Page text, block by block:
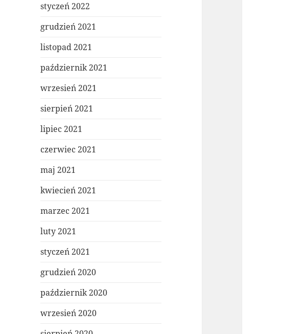
styczeń 2022
grudzień 2021
listopad 2021
październik 2021
wrzesień 2021
sierpień 2021
lipiec 2021
czerwiec 2021
maj 2021
kwiecień 2021
marzec 2021
luty 2021
styczeń 2021
grudzień 2020
październik 2020
wrzesień 2020